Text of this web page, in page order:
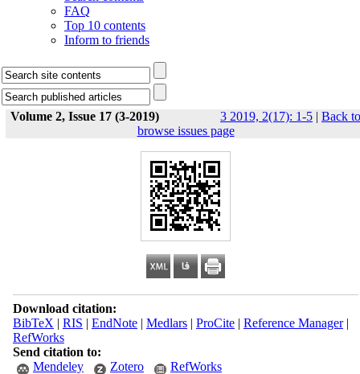
FAQ
Top 10 contents
Inform to friends
Volume 2, Issue 17 (3-2019) 3 2019, 2(17): 1-5 | Back to
browse issues page
Download citation:
BibTeX | RIS | EndNote| Medlars| ProCite| Reference Manager|
RefWorks
Send citation to:
Mendeley
Zotero RefWorks